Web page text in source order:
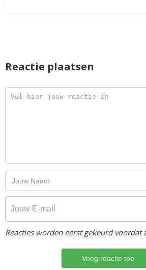
Reactie plaatsen
Reacties worden eerst gekeurd voordat